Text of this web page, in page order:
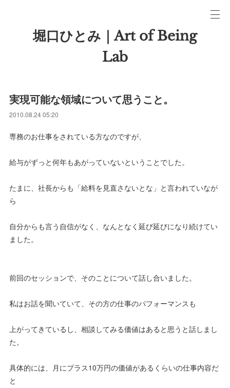
堀口ひとみ｜Art of Being
Lab
実現可能な領域について思うこと。
2010.08.24 05:20
専務のお仕事をされている方なのですが、
給与がずっと何年もあがっていないということでした。
たまに、社長からも「給料を見直さないとな」と言われていなが
ら
自分からも言う自信がなく、なんとなく延び延びになり続けてい
ました。
前回のセッションで、そのことについて話し合いました。
私はお話を聞いていて、その方の仕事のパフォーマンスも
上がってきているし、相談してみる価値はあると思うと話しまし
た。
具体的には、月にプラス10万円の価値があるくらいの仕事内容だ
と